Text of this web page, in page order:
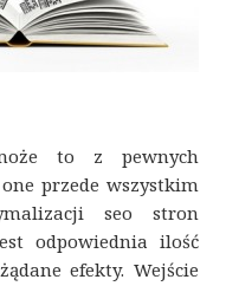
to z pewnych
przede wszystkim
seo stron
odpowiednia ilość
efekty. Wejście